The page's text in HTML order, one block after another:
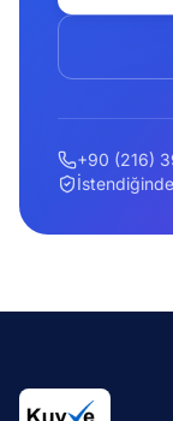
+90 (216)